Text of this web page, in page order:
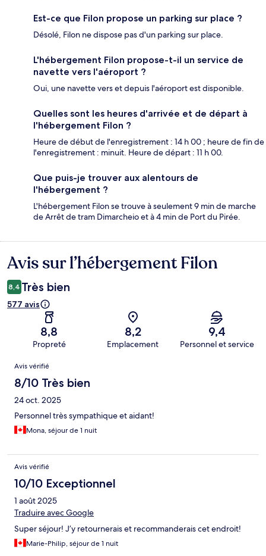
Est-ce que Filon propose un parking sur place ?
Désolé, Filon ne dispose pas d'un parking sur place.
L'hébergement Filon propose-t-il un service de
navette vers l'aéroport ?
Oui, une navette vers et depuis l'aéroport est disponible.
Quelles sont les heures d'arrivée et de départ à
l'hébergement Filon ?
Heure de début de l'enregistrement : 14 h 00 ; heure de fin de
l'enregistrement : minuit. Heure de départ : 11 h 00.
Que puis-je trouver aux alentours de
l'hébergement ?
L'hébergement Filon se trouve à seulement 9 min de marche
de Arrêt de tram Dimarcheio et à 4 min de Port du Pirée.
Avis
Avis sur l’hébergement Filon
8,4 Très bien
577 avis
8,8
Propreté
8,2
Emplacement
9,4
Personnel et service
Avis
Avis vérifié
8/10 Très bien
24 oct. 2025
Personnel très sympathique et aidant!
Mona, séjour de 1 nuit
Avis vérifié
10/10 Exceptionnel
1 août 2025
Traduire avec Google
Super séjour! J’y retournerais et recommanderais cet endroit!
Marie-Philip, séjour de 1 nuit